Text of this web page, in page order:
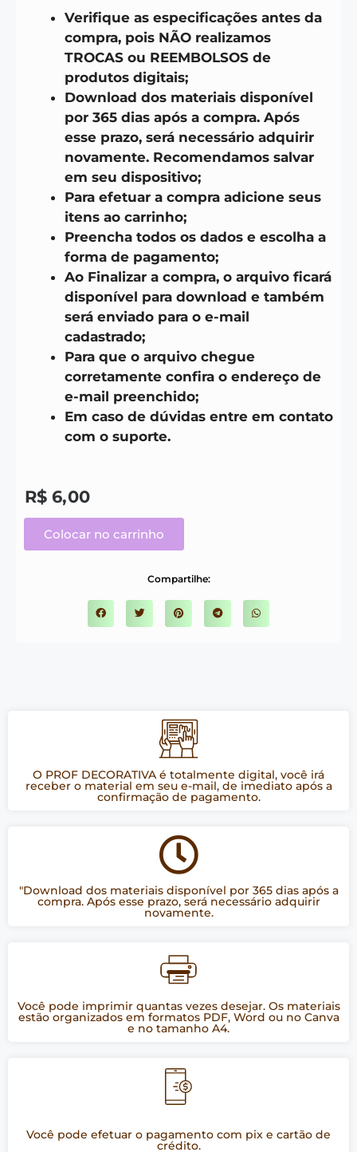
Verifique as especificações antes da
compra, pois NÃO realizamos
TROCAS ou REEMBOLSOS de
produtos digitais;
Download dos materiais disponível
por 365 dias após a compra. Após
esse prazo, será necessário adquirir
novamente. Recomendamos salvar
em seu dispositivo;
Para efetuar a compra adicione seus
itens ao carrinho;
Preencha todos os dados e escolha a
forma de pagamento;
Ao Finalizar a compra, o arquivo ficará
disponível para download e também
será enviado para o e-mail
cadastrado;
Para que o arquivo chegue
corretamente confira o endereço de
e-mail preenchido;
Em caso de dúvidas entre em contato
com o suporte.
R$ 6,00
Colocar no carrinho
Compartilhe:
O PROF DECORATIVA é totalmente digital, você irá
receber o material em seu e-mail, de imediato após a
confirmação de pagamento.
"Download dos materiais disponível por 365 dias após a
compra. Após esse prazo, será necessário adquirir
novamente.
Você pode imprimir quantas vezes desejar. Os materiais
estão organizados em formatos PDF, Word ou no Canva
e no tamanho A4.
Você pode efetuar o pagamento com pix e cartão de
crédito.